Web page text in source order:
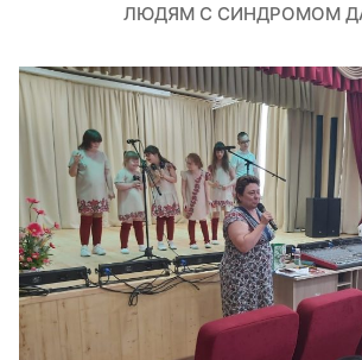
ЛЮДЯМ С СИНДРОМОМ